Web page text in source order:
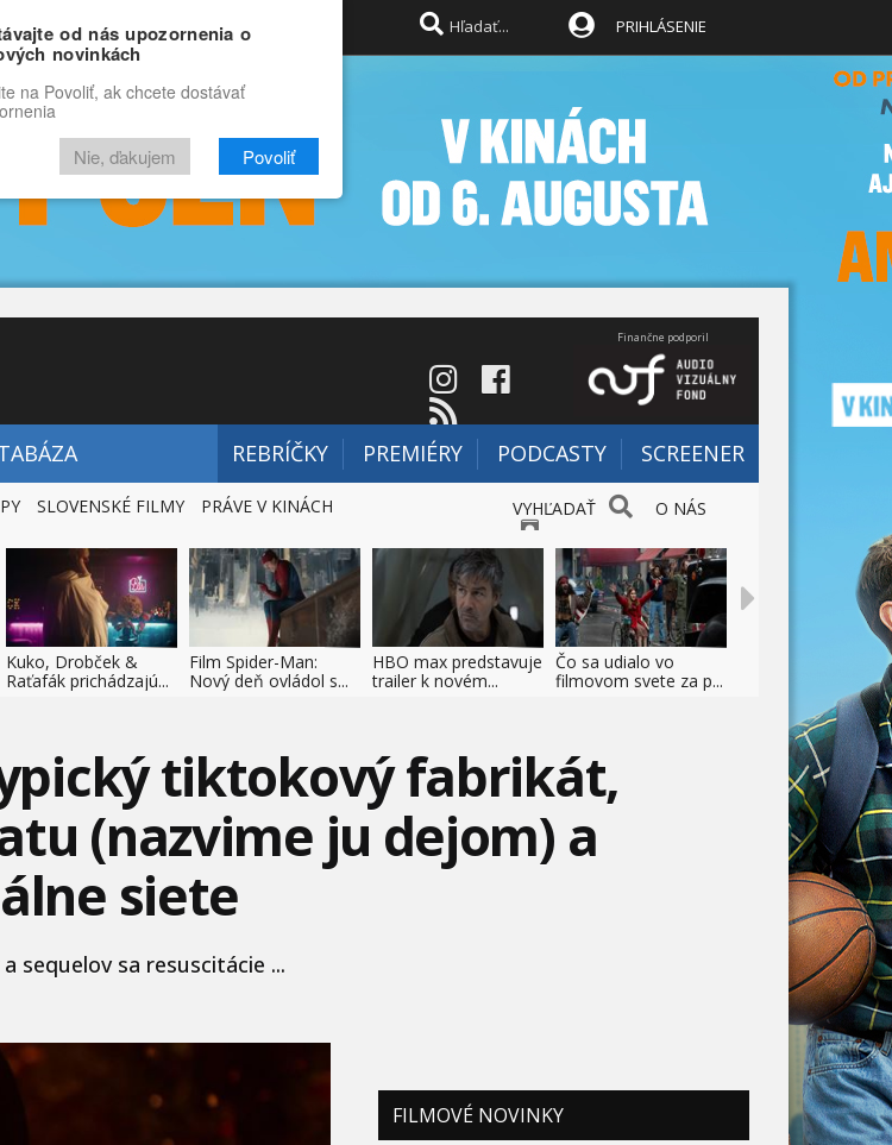
Docu
FILMY
PRIHLÁSENIE
Finančne podporil
REBRÍČKY PREMIÉRY PODCASTY SCREENER
VYHĽADAŤ O NÁS
SLOVENSKÉ FILMY PRÁVE V KINÁCH
Kuko, Drobček &
Raťafák prichádzajú...
Film Spider-Man:
Nový deň ovládol s...
HBO max predstavuje
trailer k novém...
Čo sa udialo vo
filmovom svete za p...
tiktokový fabrikát,
(nazvime ju dejom) a
siete
sequelov sa resuscitácie ...
FILMOVÉ NOVINKY
od nás upozornenia o
novinkách
na Povoliť, ak chcete dostávať
Nie, ďakujem Povoliť